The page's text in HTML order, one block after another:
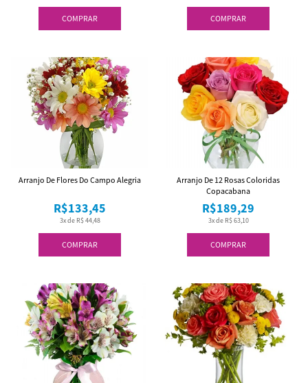
COMPRAR COMPRAR
COMPRAR
3x de R$ 44,48
R$133,45
Arranjo De Flores Do Campo Alegria
COMPRAR
3x de R$ 63,10
R$189,29
Arranjo De 12 Rosas Coloridas
Copacabana